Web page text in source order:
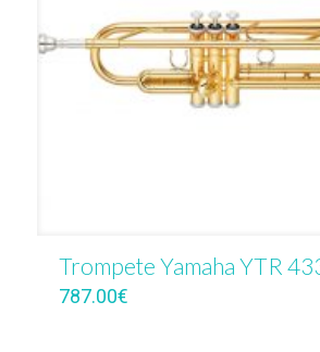
Trompete Yamaha YTR
787.00€